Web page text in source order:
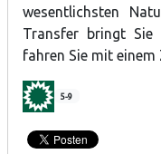
wesentlichsten
Transfer bringt
fahren Sie mit
5-9